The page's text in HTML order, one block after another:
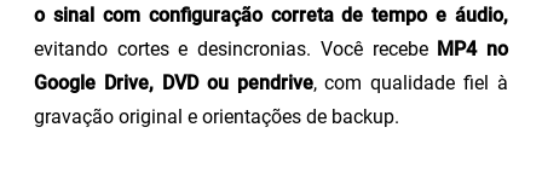
o sinal com configuração correta de tempo e áudio,
evitando cortes e desincronias. Você recebe MP4 no
Google Drive, DVD ou pendrive, com qualidade fiel à
gravação original e orientações de backup.